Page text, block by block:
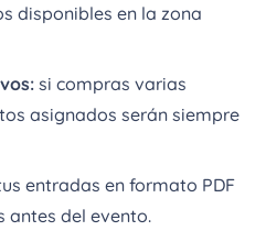
disponibles en la zona
si compras varias
asignados serán siempre
entradas en formato PDF
antes del evento.